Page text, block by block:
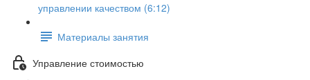
управлении качеством (6:12)
Материалы занятия
Управление стоимостью